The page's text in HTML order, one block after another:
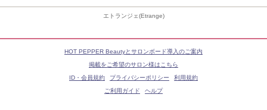
エトランジェ(Etrange)
HOT PEPPER Beautyとサロンボード導入のご案内
掲載をご希望のサロン様はこちら
ID・会員規約
プライバシーポリシー
利用規約
ご利用ガイド
ヘルプ